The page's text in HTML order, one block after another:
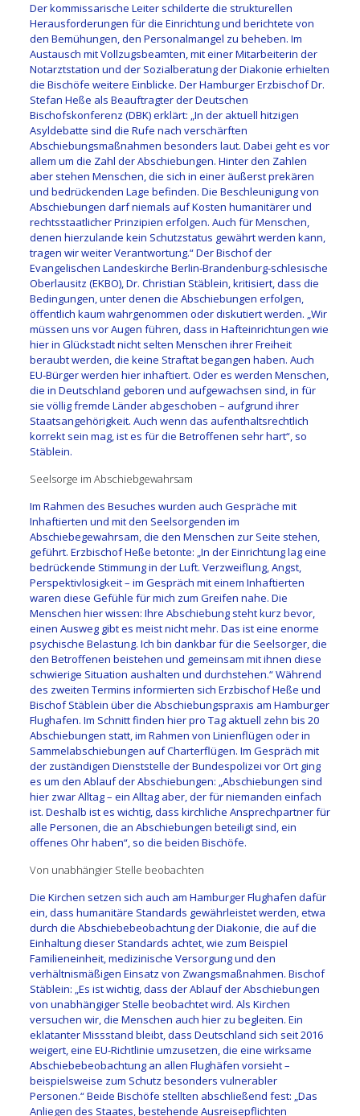
Der kommissarische Leiter schilderte die strukturellen
Herausforderungen für die Einrichtung und berichtete von
den Bemühungen, den Personalmangel zu beheben. Im
Austausch mit Vollzugsbeamten, mit einer Mitarbeiterin der
Notarztstation und der Sozialberatung der Diakonie erhielten
die Bischöfe weitere Einblicke. Der Hamburger Erzbischof Dr.
Stefan Heße als Beauftragter der Deutschen
Bischofskonferenz (DBK) erklärt: „In der aktuell hitzigen
Asyldebatte sind die Rufe nach verschärften
Abschiebungsmaßnahmen besonders laut. Dabei geht es vor
allem um die Zahl der Abschiebungen. Hinter den Zahlen
aber stehen Menschen, die sich in einer äußerst prekären
und bedrückenden Lage befinden. Die Beschleunigung von
Abschiebungen darf niemals auf Kosten humanitärer und
rechtsstaatlicher Prinzipien erfolgen. Auch für Menschen,
denen hierzulande kein Schutzstatus gewährt werden kann,
tragen wir weiter Verantwortung.“ Der Bischof der
Evangelischen Landeskirche Berlin-Brandenburg-schlesische
Oberlausitz (EKBO), Dr. Christian Stäblein, kritisiert, dass die
Bedingungen, unter denen die Abschiebungen erfolgen,
öffentlich kaum wahrgenommen oder diskutiert werden. „Wir
müssen uns vor Augen führen, dass in Hafteinrichtungen wie
hier in Glückstadt nicht selten Menschen ihrer Freiheit
beraubt werden, die keine Straftat begangen haben. Auch
EU-Bürger werden hier inhaftiert. Oder es werden Menschen,
die in Deutschland geboren und aufgewachsen sind, in für
sie völlig fremde Länder abgeschoben – aufgrund ihrer
Staatsangehörigkeit. Auch wenn das aufenthaltsrechtlich
korrekt sein mag, ist es für die Betroffenen sehr hart“, so
Stäblein.
Seelsorge im Abschiebgewahrsam
Im Rahmen des Besuches wurden auch Gespräche mit
Inhaftierten und mit den Seelsorgenden im
Abschiebegewahrsam, die den Menschen zur Seite stehen,
geführt. Erzbischof Heße betonte: „In der Einrichtung lag eine
bedrückende Stimmung in der Luft. Verzweiflung, Angst,
Perspektivlosigkeit – im Gespräch mit einem Inhaftierten
waren diese Gefühle für mich zum Greifen nahe. Die
Menschen hier wissen: Ihre Abschiebung steht kurz bevor,
einen Ausweg gibt es meist nicht mehr. Das ist eine enorme
psychische Belastung. Ich bin dankbar für die Seelsorger, die
den Betroffenen beistehen und gemeinsam mit ihnen diese
schwierige Situation aushalten und durchstehen.“ Während
des zweiten Termins informierten sich Erzbischof Heße und
Bischof Stäblein über die Abschiebungspraxis am Hamburger
Flughafen. Im Schnitt finden hier pro Tag aktuell zehn bis 20
Abschiebungen statt, im Rahmen von Linienflügen oder in
Sammelabschiebungen auf Charterflügen. Im Gespräch mit
der zuständigen Dienststelle der Bundespolizei vor Ort ging
es um den Ablauf der Abschiebungen: „Abschiebungen sind
hier zwar Alltag – ein Alltag aber, der für niemanden einfach
ist. Deshalb ist es wichtig, dass kirchliche Ansprechpartner für
alle Personen, die an Abschiebungen beteiligt sind, ein
offenes Ohr haben“, so die beiden Bischöfe.
Von unabhängier Stelle beobachten
Die Kirchen setzen sich auch am Hamburger Flughafen dafür
ein, dass humanitäre Standards gewährleistet werden, etwa
durch die Abschiebebeobachtung der Diakonie, die auf die
Einhaltung dieser Standards achtet, wie zum Beispiel
Familieneinheit, medizinische Versorgung und den
verhältnismäßigen Einsatz von Zwangsmaßnahmen. Bischof
Stäblein: „Es ist wichtig, dass der Ablauf der Abschiebungen
von unabhängiger Stelle beobachtet wird. Als Kirchen
versuchen wir, die Menschen auch hier zu begleiten. Ein
eklatanter Missstand bleibt, dass Deutschland sich seit 2016
weigert, eine EU-Richtlinie umzusetzen, die eine wirksame
Abschiebebeobachtung an allen Flughäfen vorsieht –
beispielsweise zum Schutz besonders vulnerabler
Personen.“ Beide Bischöfe stellten abschließend fest: „Das
Anliegen des Staates, bestehende Ausreisepflichten